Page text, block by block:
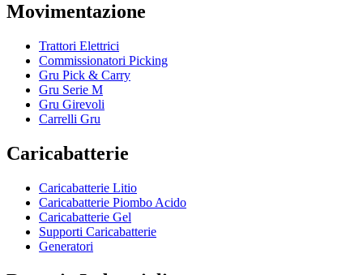
Movimentazione
Trattori Elettrici
Commissionatori Picking
Gru Pick & Carry
Gru Serie M
Gru Girevoli
Carrelli Gru
Caricabatterie
Caricabatterie Litio
Caricabatterie Piombo Acido
Caricabatterie Gel
Supporti Caricabatterie
Generatori